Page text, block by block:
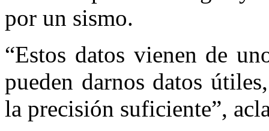
por un sismo.
“Estos datos vienen de
pueden darnos datos
la precisión suficiente”,